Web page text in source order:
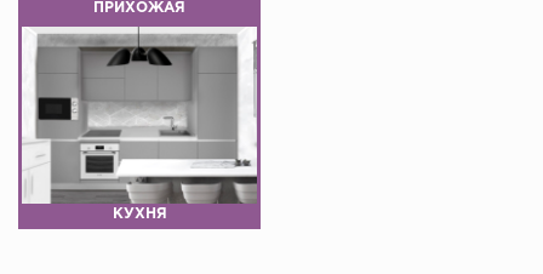
ПРИХОЖАЯ
КУХНЯ